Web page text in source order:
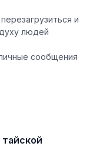
и
людей
сообщения